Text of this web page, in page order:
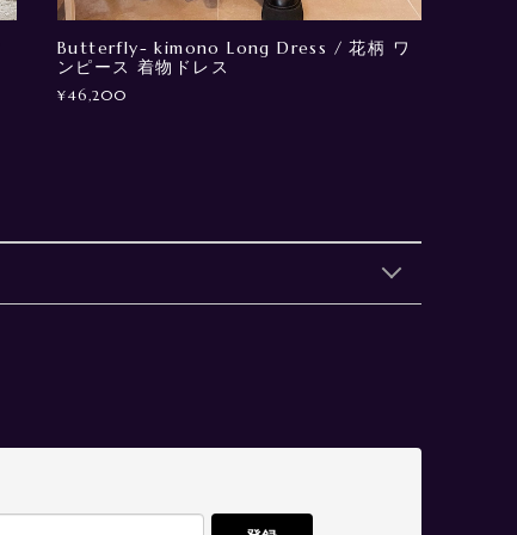
Butterfly- kimono Long Dress / 花柄 ワ
ンピース 着物ドレス
¥46,200